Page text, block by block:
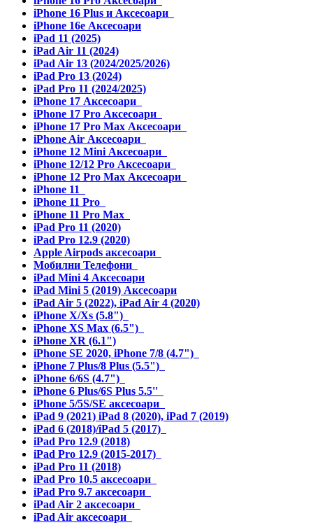
iPhone 16 Plus и Аксесоари
iPhone 16e Аксесоари
iPad 11 (2025)
iPad Air 11 (2024)
iPad Air 13 (2024/2025/2026)
iPad Pro 13 (2024)
iPad Pro 11 (2024/2025)
iPhone 17 Аксесоари
iPhone 17 Pro Аксесоари
iPhone 17 Pro Max Аксесоари
iPhone Air Аксесоари
iPhone 12 Mini Аксесоари
iPhone 12/12 Pro Аксесоари
iPhone 12 Pro Max Аксесоари
iPhone 11
iPhone 11 Pro
iPhone 11 Pro Max
iPad Pro 11 (2020)
iPad Pro 12.9 (2020)
Apple Airpods аксесоари
Мобилни Телефони
iPad Mini 4 Аксесоари
iPad Mini 5 (2019) Аксесоари
iPad Air 5 (2022), iPad Air 4 (2020)
iPhone X/Xs (5.8")
iPhone XS Max (6.5")
iPhone XR (6.1")
iPhone SE 2020, iPhone 7/8 (4.7")
iPhone 7 Plus/8 Plus (5.5")
iPhone 6/6S (4.7")
iPhone 6 Plus/6S Plus 5.5''
iPhone 5/5S/SE аксесоари
iPad 9 (2021) iPad 8 (2020), iPad 7 (2019)
iPad 6 (2018)/iPad 5 (2017)
iPad Pro 12.9 (2018)
iPad Pro 12.9 (2015-2017)
iPad Pro 11 (2018)
iPad Pro 10.5 аксесоари
iPad Pro 9.7 аксесоари
iPad Air 2 аксесоари
iPad Air аксесоари